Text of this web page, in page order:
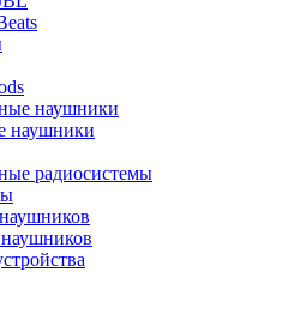
наушники
наушники
радиосистемы